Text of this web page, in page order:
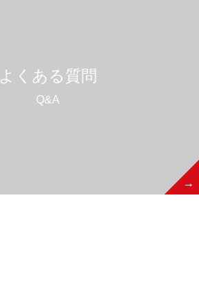
よくある質問
Q&A
→